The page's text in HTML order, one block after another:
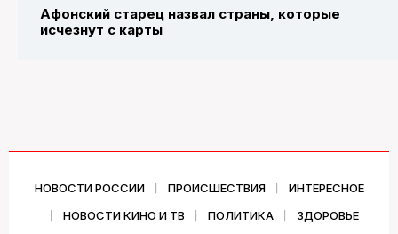
Афонский старец назвал страны, которые
исчезнут с карты
НОВОСТИ РОССИИ ПРОИСШЕСТВИЯ
ИНТЕРЕСНОЕ
НОВОСТИ КИНО И ТВ
ПОЛИТИКА ЗДОРОВЬЕ